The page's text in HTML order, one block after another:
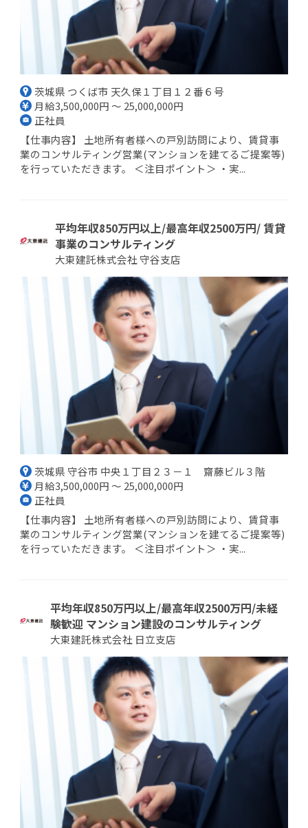
茨城県 つくば市 天久保１丁目１２番６号
月給3,500,000円 ～ 25,000,000円
正社員
【仕事内容】 土地所有者様への戸別訪問により、賃貸事
業のコンサルティング営業(マンションを建てるご提案等)
を行っていただきます。 ＜注目ポイント＞ ・実...
平均年収850万円以上/最高年収2500万円/ 賃貸
事業のコンサルティング
大東建託株式会社 守谷支店
茨城県 守谷市 中央１丁目２３－１ 齋藤ビル３階
月給3,500,000円 ～ 25,000,000円
正社員
【仕事内容】 土地所有者様への戸別訪問により、賃貸事
業のコンサルティング営業(マンションを建てるご提案等)
を行っていただきます。 ＜注目ポイント＞ ・実...
平均年収850万円以上/最高年収2500万円/未経
験歓迎 マンション建設のコンサルティング
大東建託株式会社 日立支店